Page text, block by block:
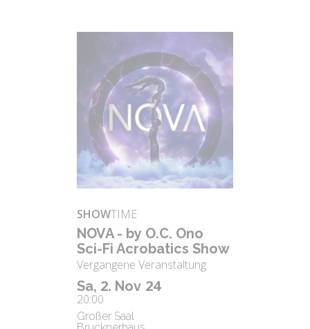
Sa, 2. Nov 24
20:00
Großer Saal
SHOWTIME
NOVA - by O.C. Ono
Sci-Fi Acro­ba­tics Show
Vergangene Veranstaltung